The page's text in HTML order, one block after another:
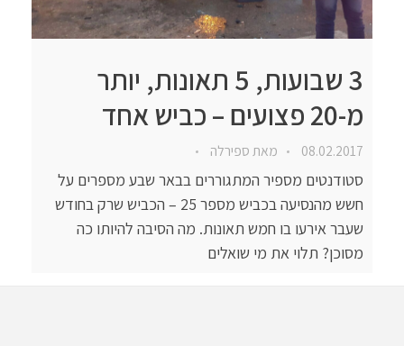
3 שבועות, 5 תאונות, יותר
מ-20 פצועים – כביש אחד
08.02.2017 מאתספירלה
סטודנטים מספיר המתגוררים בבאר שבע מספרים על
חשש מהנסיעה בכביש מספר 25 – הכביש שרק בחודש
שעבר אירעו בו חמש תאונות. מה הסיבה להיותו כה
מסוכן? תלוי את מי שואלים